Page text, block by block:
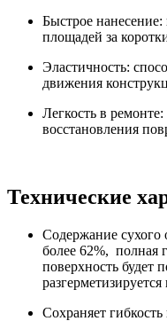
Быстрое
площадей за
Эластичность:
движения
Легкость в
восстановления
Технические
Содержание сухого
более 62%, полная
поверхность будет
Сохраняет